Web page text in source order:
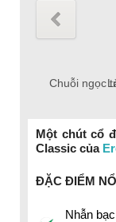
Chuỗi ngọc
Chuỗi ngọc
Chuỗi ngọc
Chuỗi ngọc
Một chút cổ
Classic của
ĐẶC ĐIỂM
Nhẫn